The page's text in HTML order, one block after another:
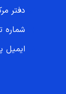
دفتر
شماره
ایمیل